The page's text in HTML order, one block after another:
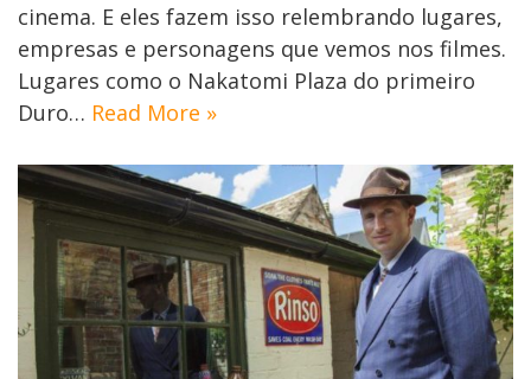
cinema. E eles fazem isso relembrando lugares,
empresas e personagens que vemos nos filmes.
Lugares como o Nakatomi Plaza do primeiro
Duro… Read More »